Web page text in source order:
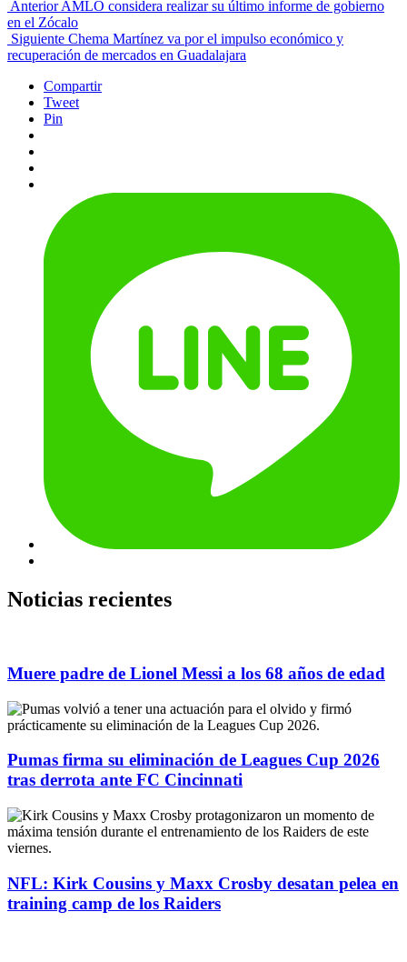
AnteriorAMLO considera realizar su último informe de gobierno
en el Zócalo
Siguiente Chema Martínez va por el impulso económico y
recuperación de mercados en Guadalajara
Compartir
Tweet
Pin
Noticias recientes
Muere padre de Lionel Messi a los 68 años de edad
Pumas firma su eliminación de Leagues Cup 2026
tras derrota ante FC Cincinnati
NFL: Kirk Cousins y Maxx Crosby desatan pelea en
training camp de los Raiders